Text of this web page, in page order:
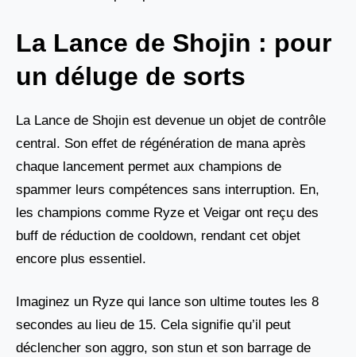
La Lance de Shojin : pour
un déluge de sorts
La Lance de Shojin est devenue un objet de contrôle
central. Son effet de régénération de mana après
chaque lancement permet aux champions de
spammer leurs compétences sans interruption. En,
les champions comme Ryze et Veigar ont reçu des
buff de réduction de cooldown, rendant cet objet
encore plus essentiel.
Imaginez un Ryze qui lance son ultime toutes les 8
secondes au lieu de 15. Cela signifie qu’il peut
déclencher son aggro, son stun et son barrage de